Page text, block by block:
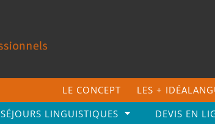
LE CONCEPT LES +
SÉJOURS LINGUISTIQUES
DEVIS EN